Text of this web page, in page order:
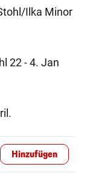
Ilka Minor
22 - 4. Jan
Hinzufügen